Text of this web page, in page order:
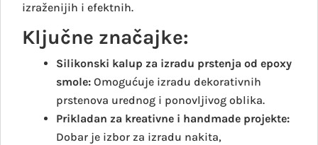
izraženijih i efektnih.
Ključne značajke:
Silikonski kalup za izradu prstenja od epoxy
smole: Omogućuje izradu dekorativnih
prstenova urednog i ponovljivog oblika.
Prikladan za kreativne i handmade projekte:
Dobar je izbor za izradu nakita,